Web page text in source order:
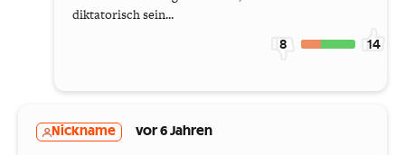
diktatorisch sein...
8 14
Nickname vor 6 Jahren